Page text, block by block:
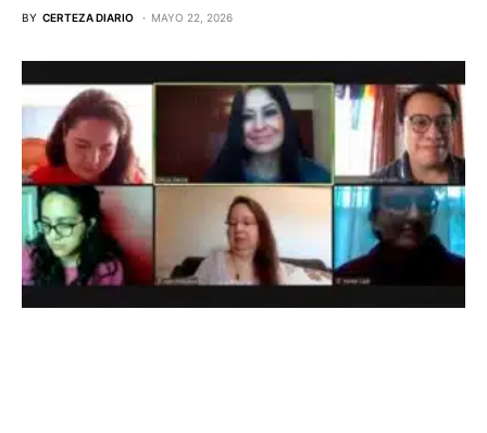
BY CERTEZA DIARIO MAYO 22, 2026